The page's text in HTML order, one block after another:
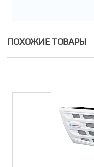
ПОХОЖИЕ ТОВАРЫ